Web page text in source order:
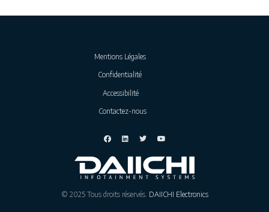
Mentions Légales
Confidentialité
Accessibilité
Contactez-nous
© 2025 Tous droits réservés. DAIICHI Electronics